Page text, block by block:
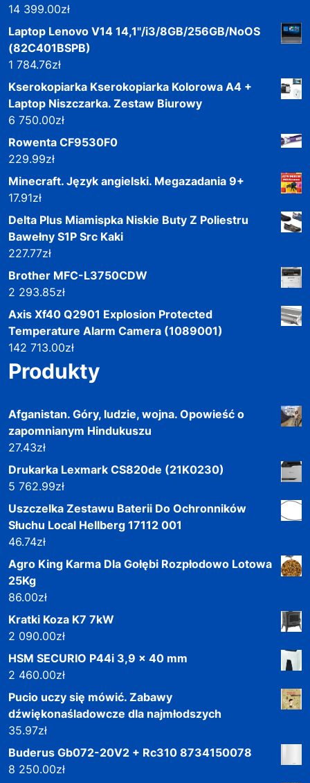
14 399.00zł
Laptop Lenovo V14 14,1"/i3/8GB/256GB/NoOS
(82C401BSPB)
1 784.76zł
Kserokopiarka Kserokopiarka Kolorowa A4 +
Laptop Niszczarka. Zestaw Biurowy
6 750.00zł
Rowenta CF9530F0
229.99zł
Minecraft. Język angielski. Megazadania 9+
17.91zł
Delta Plus Miamispka Niskie Buty Z Poliestru
Bawełny S1P Src Kaki
227.77zł
Brother MFC-L3750CDW
2 293.85zł
Axis Xf40 Q2901 Explosion Protected
Temperature Alarm Camera (1089001)
142 713.00zł
Produkty
Afganistan. Góry, ludzie, wojna. Opowieść o
zapomnianym Hindukuszu
27.43zł
Drukarka Lexmark CS820de (21K0230)
5 762.99zł
Uszczelka Zestawu Baterii Do Ochronników
Słuchu Local Hellberg 17112 001
46.74zł
Agro King Karma Dla Gołębi Rozpłodowo Lotowa
25Kg
86.00zł
Kratki Koza K7 7kW
2 090.00zł
HSM SECURIO P44i 3,9 x 40 mm
2 460.00zł
Pucio uczy się mówić. Zabawy
dźwiękonaśladowcze dla najmłodszych
35.97zł
Buderus Gb072-20V2 + Rc310 8734150078
8 250.00zł